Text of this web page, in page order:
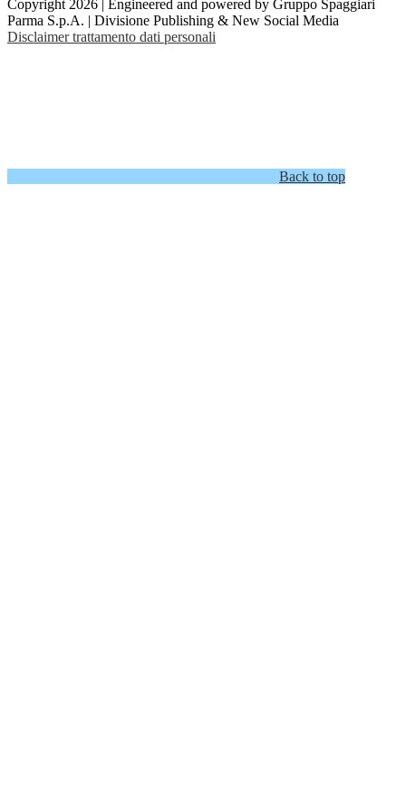
Copyright 2026 | Engineered and powered by Gruppo Spaggiari
Parma S.p.A. | Divisione Publishing & New Social Media
Disclaimer trattamento dati personali
Back to top